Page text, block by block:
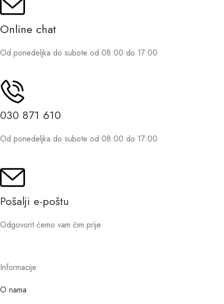
Online chat
Od ponedeljka do subote od 08:00 do 17:00
030 871 610
Od ponedeljka do subote od 08:00 do 17:00
Pošalji e-poštu
Odgovorit ćemo vam čim prije
Informacije
O nama